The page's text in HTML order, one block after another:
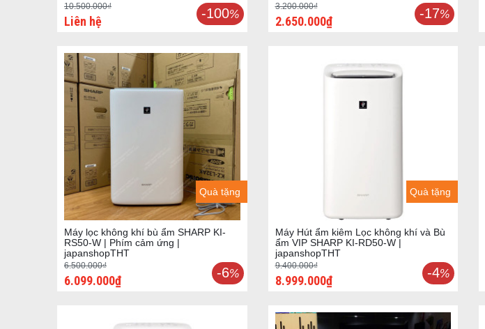
10.500.000₫
Liên hệ
-100%
3.200.000₫
2.650.000₫
-17%
Quà tặng
Máy lọc không khí bù ẩm SHARP KI-
RS50-W | Phím cảm ứng |
japanshopTHT
6.500.000₫
6.099.000₫
-6%
Quà tặng
Máy Hút ẩm kiêm Lọc không khí và Bù
ẩm VIP SHARP KI-RD50-W |
japanshopTHT
9.400.000₫
8.999.000₫
-4%